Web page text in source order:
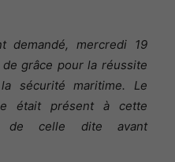
demandé, mercredi 19
de grâce pour la réussite
sécurité maritime. Le
était présent à cette
de celle dite avant